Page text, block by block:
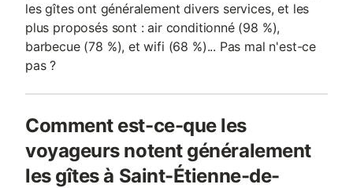
les gîtes ont généralement divers services, et les
plus proposés sont : air conditionné (98 %),
barbecue (78 %), et wifi (68 %)... Pas mal n'est-ce
pas ?
Comment est-ce-que les
voyageurs notent généralement
les gîtes à Saint-Étienne-de-